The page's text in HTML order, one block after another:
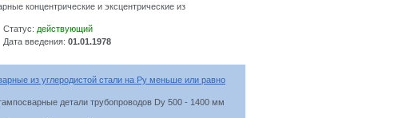
концентрические и эксцентрические из
Статус: действующий
Дата введения: 01.01.1978
из углеродистой стали на Ру меньше или равно
детали трубопроводов Dу 500 - 1400 мм